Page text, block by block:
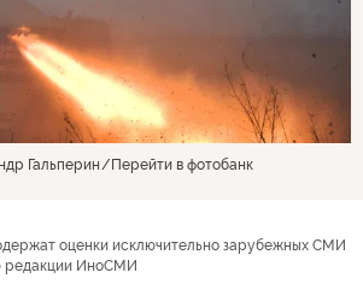
Гальперин Перейти в фотобанк
оценки исключительно зарубежных СМИ
редакции ИноСМИ